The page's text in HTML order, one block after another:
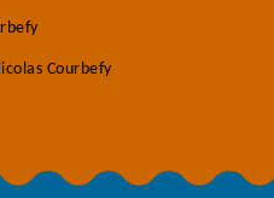
Courbefy